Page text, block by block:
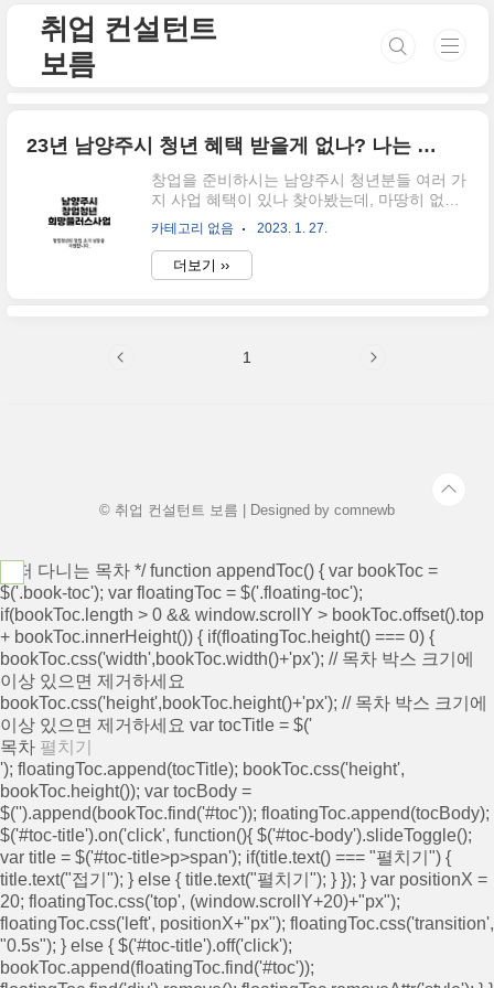
취업 컨설턴트
보름
23년 남양주시 청년 혜택 받을게 없나? 나는 창업 시작하려는데..
창업을 준비하시는 남양주시 청년분들 여러 가
지 사업 혜택이 있나 찾아봤는데, 마땅히 없다
고 느껴질 때가 있죠, 그래서 오늘은 창업청년
희망플러스 사업에 대해 이야기를 나눠보도록
하겠습니다. 물론 창업자만을 위한 이야기이
니, 취업을 준비하시는 분들 중, 창업도 고려하
3월~2023년 12월 (총 사업기간은 최대 2년까
카테고리 없음 2023. 1. 27.
더보기 ››
1
© 취업 컨설턴트 보름 | Designed by comnewb
/* 떠 다니는 목차 */ function appendToc() { var bookToc =
$('.book-toc'); var floatingToc = $('.floating-toc');
if(bookToc.length > 0 && window.scrollY > bookToc.offset().top
+ bookToc.innerHeight()) { if(floatingToc.height() === 0) {
bookToc.css('width',bookToc.width()+'px'); // 목차 박스 크기에
이상 있으면 제거하세요
bookToc.css('height',bookToc.height()+'px'); // 목차 박스 크기에
이상 있으면 제거하세요 var tocTitle = $('
목차 펼치기
'); floatingToc.append(tocTitle); bookToc.css('height',
bookToc.height()); var tocBody =
$('').append(bookToc.find('#toc')); floatingToc.append(tocBody);
$('#toc-title').on('click', function(){ $('#toc-body').slideToggle();
var title = $('#toc-title>p>span'); if(title.text() === "펼치기") {
title.text("접기"); } else { title.text("펼치기"); } }); } var positionX =
20; floatingToc.css('top', (window.scrollY+20)+"px");
floatingToc.css('left', positionX+"px"); floatingToc.css('transition',
"0.5s"); } else { $('#toc-title').off('click');
bookToc.append(floatingToc.find('#toc'));